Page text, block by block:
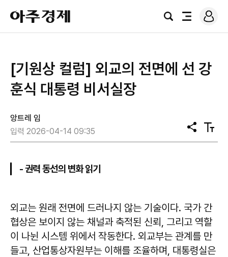
아
주
경
검
전
로
그
[기원상 컬럼] 외교의 전면에 선 강
훈식 대통령 비서실장
앙트레 임
입력 2026-04-14 09:35
공
유
텍
스
- 권력 동선의 변화 읽기
외교는 원래 전면에 드러나지 않는 기술이다. 국가 간
협상은 보이지 않는 채널과 축적된 신뢰, 그리고 역할
이 나뉜 시스템 위에서 작동한다. 외교부는 관계를 만
들고, 산업통상자원부는 이해를 조율하며, 대통령실은